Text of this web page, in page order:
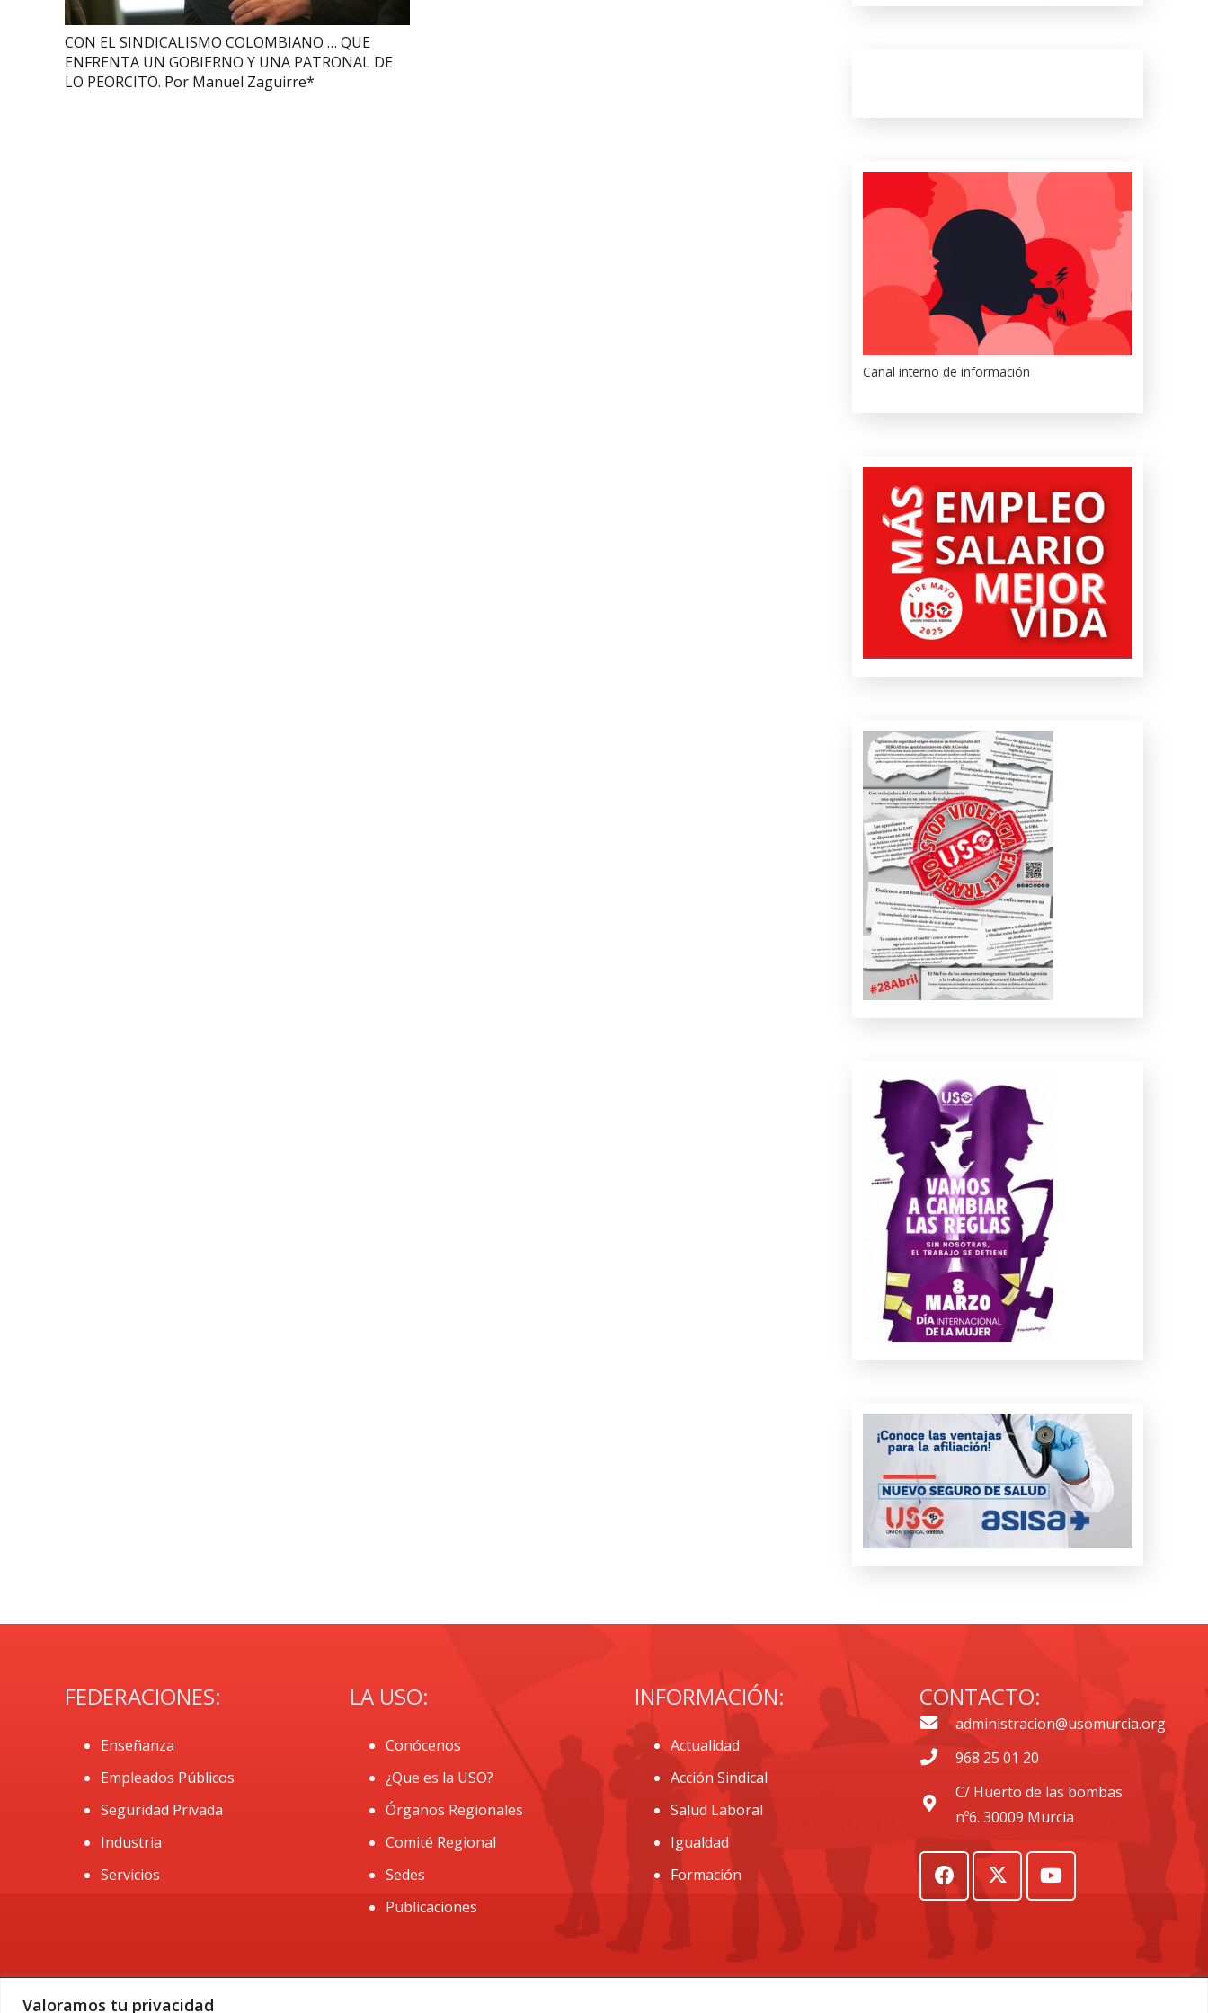
Valoramos tu privacidad
CON EL SINDICALISMO COLOMBIANO … QUE
ENFRENTA UN GOBIERNO Y UNA PATRONAL DE
LO PEORCITO. Por Manuel Zaguirre*
Canal interno de información
FEDERACIONES:
Enseñanza
Empleados Públicos
Seguridad Privada
Industria
Servicios
LA USO:
Conócenos
¿Que es la USO?
Órganos Regionales
Comité Regional
Sedes
Publicaciones
INFORMACIÓN:
Actualidad
Acción Sindical
Salud Laboral
Igualdad
Formación
CONTACTO:
administracion@usomurcia.org
968 25 01 20
C/ Huerto de las bombas
nº6. 30009 Murcia